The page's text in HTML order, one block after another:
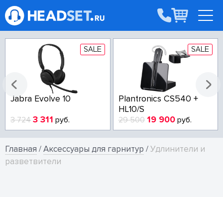
SALE
Jabra Evolve 10
3 724 3 311 руб.
SALE
Plantronics CS540 +
HL10/S
29 500 19 900руб.
Главная /Аксессуары для гарнитур /Удлинители и
разветвители